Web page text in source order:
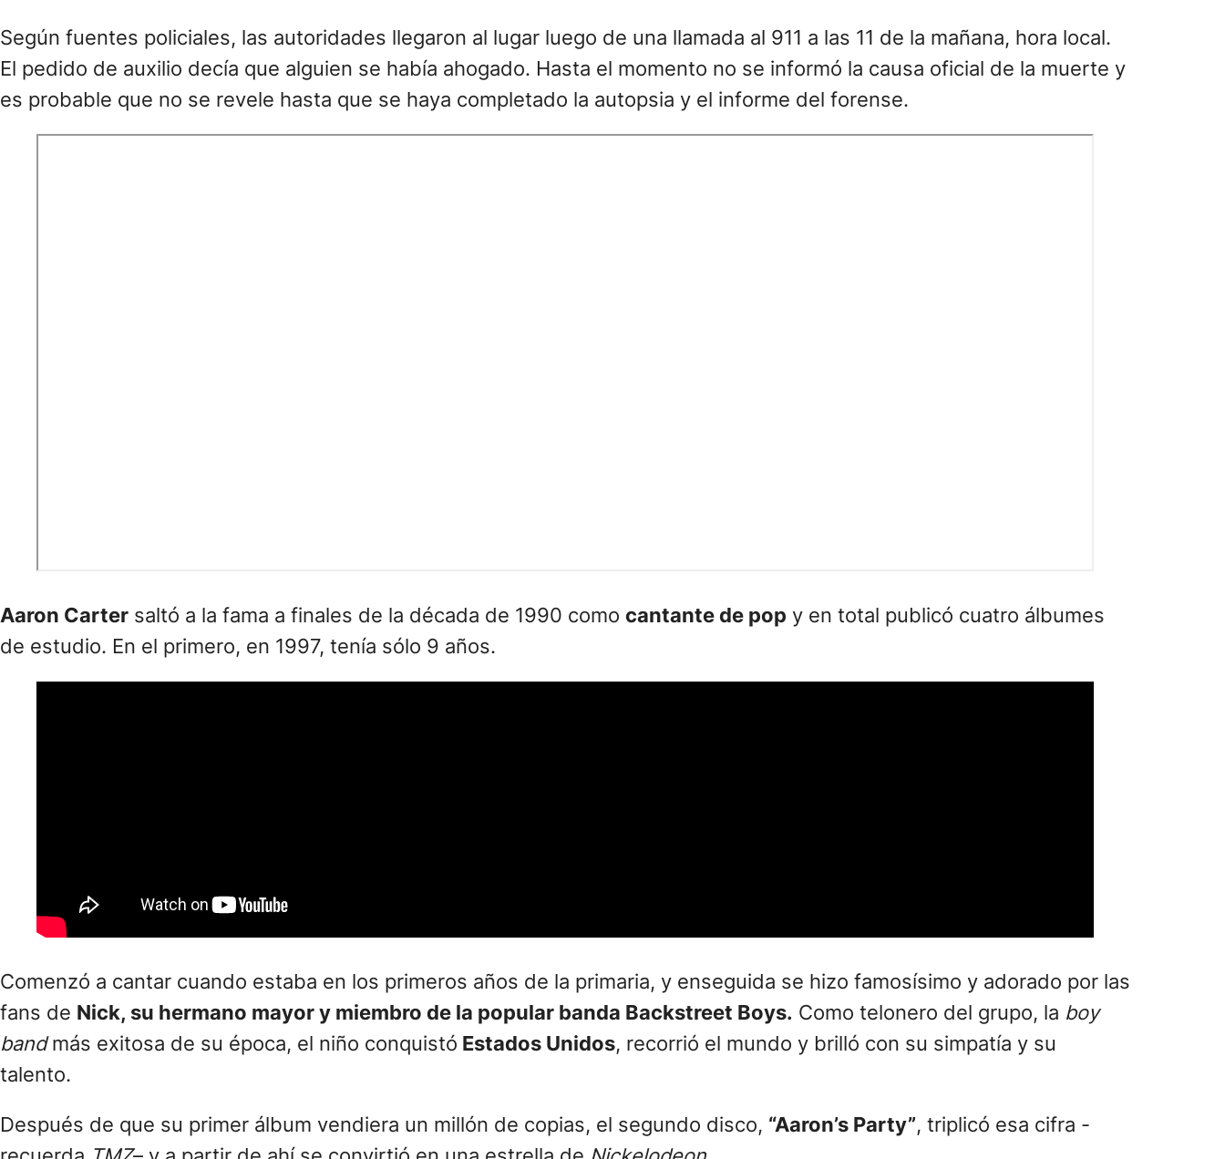
Según fuentes policiales, las autoridades llegaron al lugar luego de una llamada al 911 a las 11 de la mañana, hora local.
El pedido de auxilio decía que alguien se había ahogado. Hasta el momento no se informó la causa oficial de la muerte y
es probable que no se revele hasta que se haya completado la autopsia y el informe del forense.
Aaron Carter saltó a la fama a finales de la década de 1990 como cantante de pop y en total publicó cuatro álbumes
de estudio. En el primero, en 1997, tenía sólo 9 años.
Comenzó a cantar cuando estaba en los primeros años de la primaria, y enseguida se hizo famosísimo y adorado por las
fans de Nick, su hermano mayor y miembro de la popular banda Backstreet Boys. Como telonero del grupo, la boy
bandmás exitosa de su época, el niño conquistó Estados Unidos, recorrió el mundo y brilló con su simpatía y su
talento.
Después de que su primer álbum vendiera un millón de copias, el segundo disco, “Aaron’s Party”, triplicó esa cifra -